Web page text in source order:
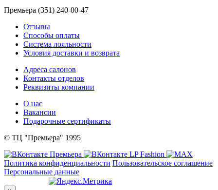
Премьера (351) 240-00-47
Отзывы
Способы оплаты
Система лояльности
Условия доставки и возврата
Адреса салонов
Контакты отделов
Реквизиты компании
О нас
Вакансии
Подарочные сертификаты
© ТЦ "Премьера" 1995
Политика конфиденциальности Пользовательское соглашение
Персональные данные